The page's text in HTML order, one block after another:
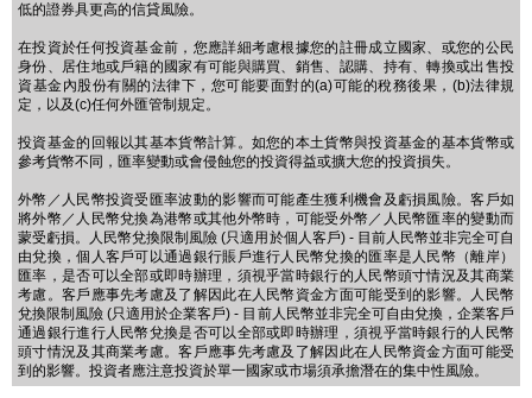
低的證券具更高的信貸風險。
在投資於任何投資基金前，您應詳細考慮根據您的註冊成立國家、或您的公民
身份、居住地或戶籍的國家有可能與購買、銷售、認購、持有、轉換或出售投
資基金內股份有關的法律下，您可能要面對的(a)可能的稅務後果，(b)法律規
定，以及(c)任何外匯管制規定。
投資基金的回報以其基本貨幣計算。如您的本土貨幣與投資基金的基本貨幣或
參考貨幣不同，匯率變動或會侵蝕您的投資得益或擴大您的投資損失。
外幣／人民幣投資受匯率波動的影響而可能產生獲利機會及虧損風險。客戶如
將外幣／人民幣兌換為港幣或其他外幣時，可能受外幣／人民幣匯率的變動而
蒙受虧損。人民幣兌換限制風險 (只適用於個人客戶) - 目前人民幣並非完全可自
由兌換，個人客戶可以通過銀行賬戶進行人民幣兌換的匯率是人民幣（離岸）
匯率，是否可以全部或即時辦理，須視乎當時銀行的人民幣頭寸情況及其商業
考慮。客戶應事先考慮及了解因此在人民幣資金方面可能受到的影響。人民幣
兌換限制風險 (只適用於企業客戶) - 目前人民幣並非完全可自由兌換，企業客戶
通過銀行進行人民幣兌換是否可以全部或即時辦理，須視乎當時銀行的人民幣
頭寸情況及其商業考慮。客戶應事先考慮及了解因此在人民幣資金方面可能受
到的影響。投資者應注意投資於單一國家或市場須承擔潛在的集中性風險。